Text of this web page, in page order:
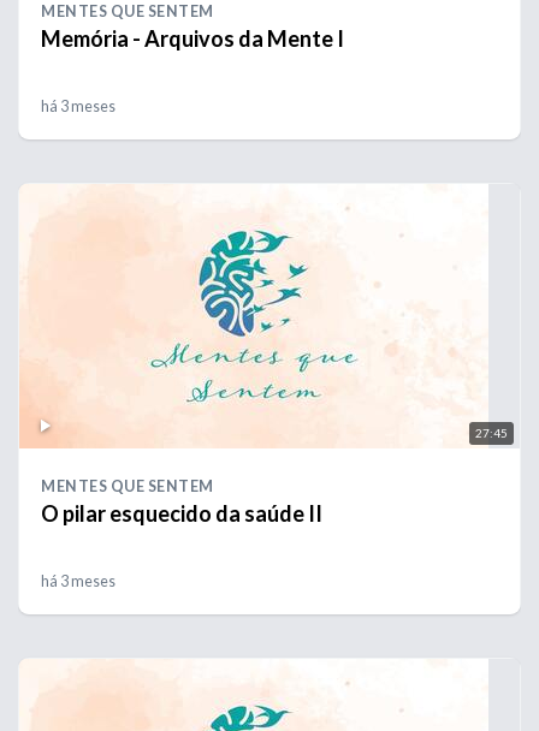
MENTES QUE SENTEM
Memória - Arquivos da Mente I
há 3 meses
27:45
MENTES QUE SENTEM
O pilar esquecido da saúde II
há 3 meses